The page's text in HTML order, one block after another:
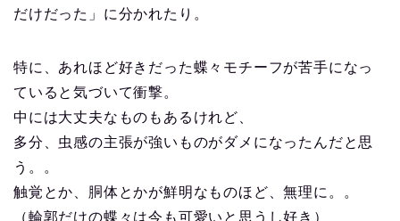
だけだった」に分かれたり。
特に、あれほど好きだった蝶々モチーフが苦手になっ
ていると気づいて衝撃。
中には大丈夫なものもあるけれど、
多分、虫感の主張が強いものがダメになったんだと思
う。。
触覚とか、胴体とかが鮮明なものほど、無理に。。
（輪郭だけの蝶々は今も可愛いと思うし好き）